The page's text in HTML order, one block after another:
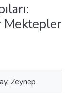
Mektepler
Zeynep